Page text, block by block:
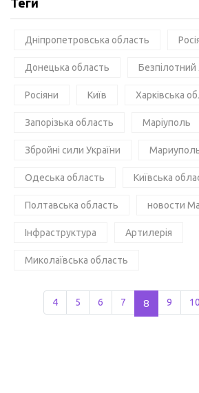
Теги
Дніпропетровська область
Донецька область Безпілотний
Росіяни Київ Харківська
Запорізька область Маріуполь
Збройні сили України
Одеська область Київська
Полтавська область новости
Інфраструктура Артилерія
Миколаївська область
4 5 6 7 8 9 10